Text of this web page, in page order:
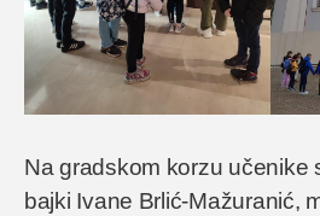
Na gradskom korzu učenike
bajki Ivane Brlić-Mažuranić,